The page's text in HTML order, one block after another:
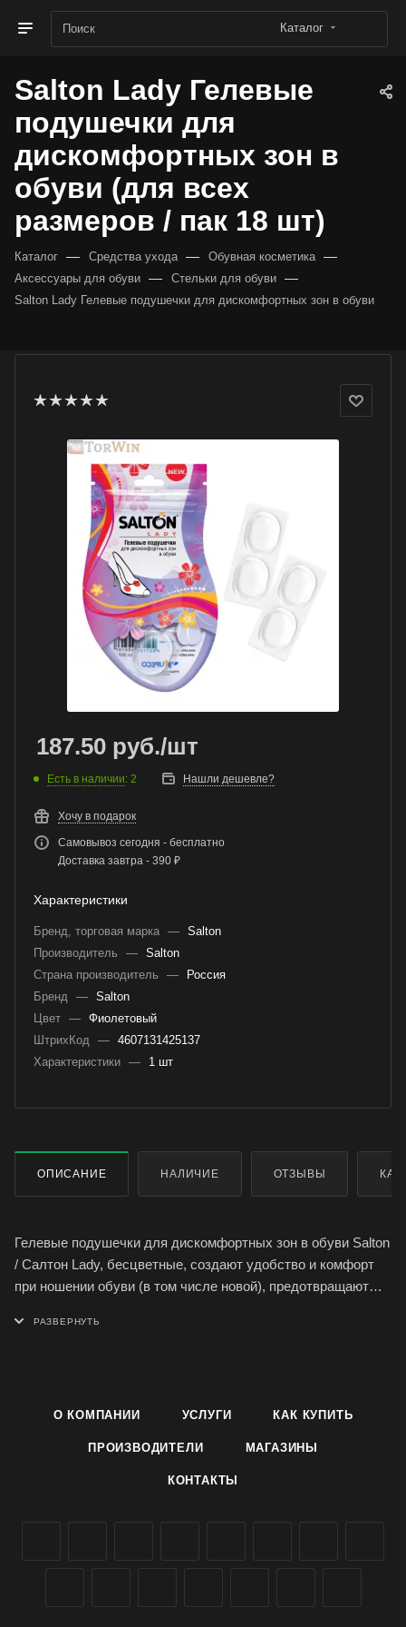
Каталог
Salton Lady Гелевые
подушечки для
дискомфортных зон в
обуви (для всех
размеров / пак 18 шт)
Каталог — Средства ухода — Обувная косметика —
Аксессуары для обуви — Стельки для обуви —
Salton Lady Гелевые подушечки для дискомфортных зон в обуви
187.50 руб./шт
Есть в наличии: 2 Нашли дешевле?
Хочу в подарок
Самовывоз сегодня - бесплатно
Доставка завтра - 390 ₽
Характеристики
Бренд, торговая марка — Salton
Производитель
— Salton
Страна производитель
—
Россия
Бренд — Salton
Цвет — Фиолетовый
ШтрихКод — 4607131425137
Характеристики — 1 шт
ОПИСАНИЕ НАЛИЧИЕ ОТЗЫВЫ
Гелевые подушечки для дискомфортных зон в обуви Salton
/ Салтон Lady, бесцветные, создают удобство и комфорт
при ношении обуви (в том числе новой), предотвращают
дискомфорта в местах усиленного давления обуви.
прижмите. В упаковке 4 штуки.
О КОМПАНИИ УСЛУГИ КАК КУПИТЬ
ПРОИЗВОДИТЕЛИ МАГАЗИНЫ
КОНТАКТЫ